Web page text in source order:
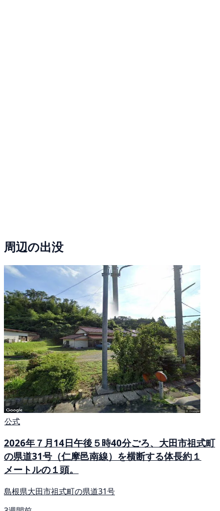
周辺の出没
公式
2026年７月14日午後５時40分ごろ、大田市祖式町
の県道31号（仁摩邑南線）を横断する体長約１
メートルの１頭。
島根県大田市祖式町の県道31号